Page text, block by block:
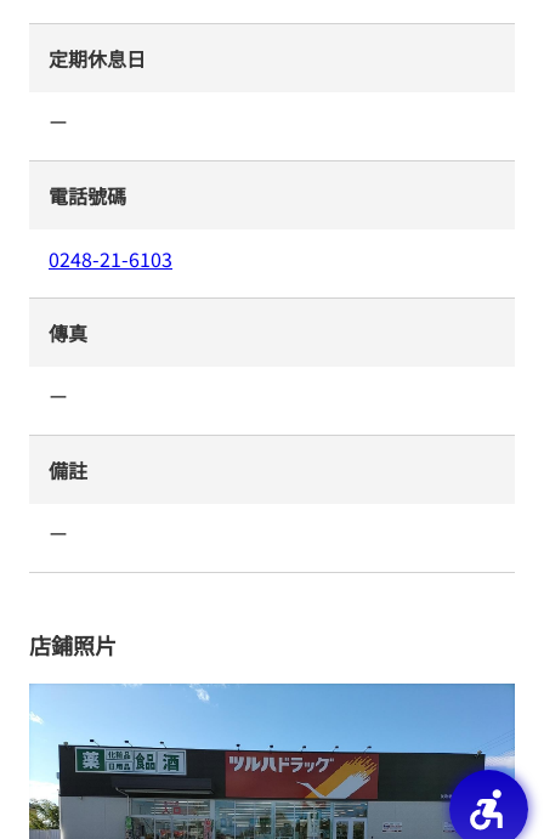
定期休息日
ー
電話號碼
0248-21-6103
傳真
ー
備註
ー
店鋪照片